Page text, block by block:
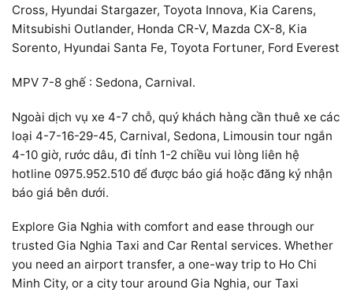
Cross, Hyundai Stargazer, Toyota Innova, Kia Carens,
Mitsubishi Outlander, Honda CR-V, Mazda CX-8, Kia
Sorento, Hyundai Santa Fe, Toyota Fortuner, Ford Everest
MPV 7-8 ghế : Sedona, Carnival.
Ngoài dịch vụ xe 4-7 chỗ, quý khách hàng cần thuê xe các
loại 4-7-16-29-45, Carnival, Sedona, Limousin tour ngắn
4-10 giờ, rước dâu, đi tỉnh 1-2 chiều vui lòng liên hệ
hotline 0975.952.510 để được báo giá hoặc đăng ký nhận
báo giá bên dưới.
Explore Gia Nghia with comfort and ease through our
trusted Gia Nghia Taxi and Car Rental services. Whether
you need an airport transfer, a one-way trip to Ho Chi
Minh City, or a city tour around Gia Nghia, our Taxi